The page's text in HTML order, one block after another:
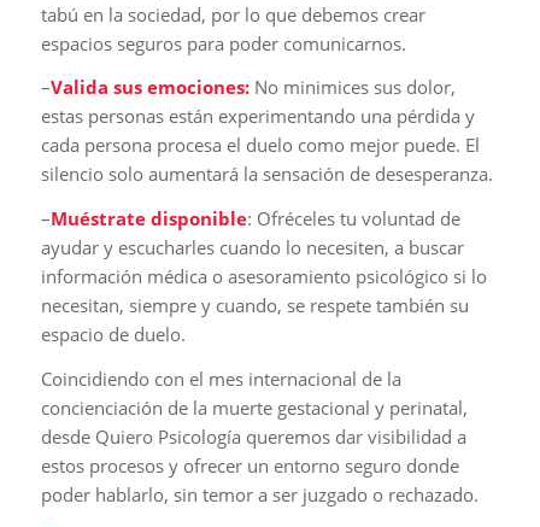
tabú en la sociedad, por lo que debemos crear
espacios seguros para poder comunicarnos.
–Valida sus emociones:No minimices sus dolor,
estas personas están experimentando una pérdida y
cada persona procesa el duelo como mejor puede. El
silencio solo aumentará la sensación de desesperanza.
–Muéstrate disponible: Ofréceles tu voluntad de
ayudar y escucharles cuando lo necesiten, a buscar
información médica o asesoramiento psicológico si lo
necesitan, siempre y cuando, se respete también su
espacio de duelo.
Coincidiendo con el mes internacional de la
concienciación de la muerte gestacional y perinatal,
desde Quiero Psicología queremos dar visibilidad a
estos procesos y ofrecer un entorno seguro donde
poder hablarlo, sin temor a ser juzgado o rechazado.